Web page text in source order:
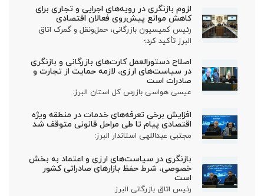
لزوم بازنگری در رویه‌های اجرایی و تجاری برای
کاهش موانع پیش‌روی فعالان اقتصادی
رئیس کمیسیون بازرگانی، حمل‌ونقل و گمرک اتاق
البرز تأکید کرد؛
اصلاح دستورالعمل کارت‌های بازرگانی و بازنگری
در سیاست‌های ارزی، لازمه حمایت از تجارت و
صادرات است
عیسی هواسی بازرس کل استان البرز:
افزایش برخی تعرفه‌های خدمات در منطقه ویژه
اقتصادی پیام تا طی مراحل قانونی متوقف شد
مجتبی عبداللهی استاندار البرز:
بازنگری در سیاست‌های ارزی و اعتماد به بخش
خصوصی، شرط حفظ بازارهای صادراتی کشور
است
رئیس اتاق بازرگانی البرز: